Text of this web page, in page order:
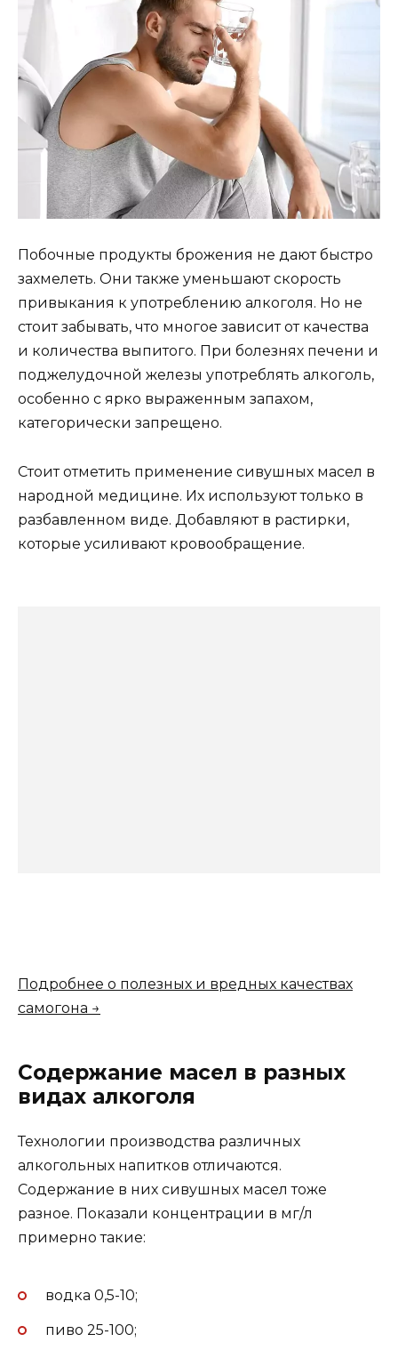
Побочные продукты брожения не дают быстро
захмелеть. Они также уменьшают скорость
привыкания к употреблению алкоголя. Но не
стоит забывать, что многое зависит от качества
и количества выпитого. При болезнях печени и
поджелудочной железы употреблять алкоголь,
особенно с ярко выраженным запахом,
категорически запрещено.
Стоит отметить применение сивушных масел в
народной медицине. Их используют только в
разбавленном виде. Добавляют в растирки,
которые усиливают кровообращение.
Подробнее о полезных и вредных качествах
самогона →
Содержание масел в разных
видах алкоголя
Технологии производства различных
алкогольных напитков отличаются.
Содержание в них сивушных масел тоже
разное. Показали концентрации в мг/л
примерно такие:
водка 0,5-10;
пиво 25-100;